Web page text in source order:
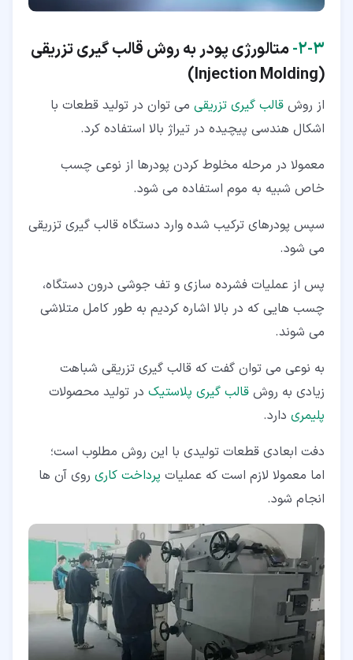
۳‏-‏۲‏-
متالورژی پودر به روش قالب گیری تزریقی
(
Injection Molding
)
از روش قالب گیری تزریقی می توان در تولید قطعات با
اشکال هندسی پیچیده در تیراژ بالا استفاده کرد.
معمولا در مرحله مخلوط کردن پودرها از نوعی چسب
خاص شبیه به موم استفاده می شود.
سپس پودرهای ترکیب شده وارد دستگاه قالب گیری تزریقی
می شود.
پس از عملیات فشرده سازی و تف جوشی درون دستگاه،
چسب هایی که در بالا اشاره کردیم به طور کامل متلاشی
می شوند.
به نوعی می توان گفت که قالب گیری تزریقی شباهت
زیادی به روش قالب گیری پلاستیک در تولید محصولات
پلیمری دارد.
دفت ابعادی قطعات تولیدی با این روش مطلوب است؛
اما معمولا لازم است که عملیات پرداخت کاری روی آن ها
انجام شود.